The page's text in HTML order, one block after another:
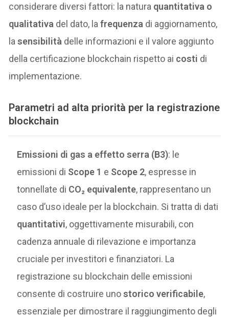
considerare diversi fattori: la natura quantitativa o
qualitativa del dato, lafrequenza di aggiornamento,
lasensibilità delle informazioni e il valore aggiunto
della certificazione blockchain rispetto ai costi di
implementazione.
Parametri ad alta priorità per la registrazione
blockchain
Emissioni di gas a effetto serra (B3): le
emissioni di Scope 1 e Scope 2, espresse in
tonnellate di CO₂ equivalente, rappresentano un
caso d’uso ideale per la blockchain. Si tratta di dati
quantitativi, oggettivamente misurabili, con
cadenza annuale di rilevazione e importanza
cruciale per investitori e finanziatori. La
registrazione su blockchain delle emissioni
consente di costruire unostorico verificabile,
essenziale per dimostrare il raggiungimento degli